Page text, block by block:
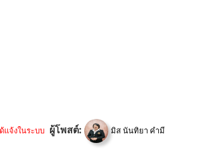
แจ้งในระบบ ผู้โพสต์: มิส นันทิยา คำมี